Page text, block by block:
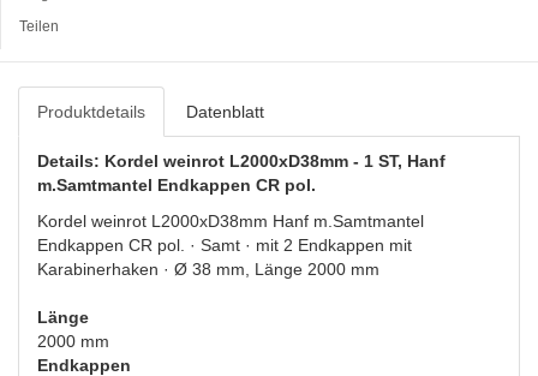
Teilen
Produktdetails Datenblatt
Details: Kordel weinrot L2000xD38mm - 1 ST, Hanf
m.Samtmantel Endkappen CR pol.
Kordel weinrot L2000xD38mm Hanf m.Samtmantel
Endkappen CR pol. · Samt · mit 2 Endkappen mit
Karabinerhaken · Ø 38 mm, Länge 2000 mm
Länge
2000 mm
Endkappen